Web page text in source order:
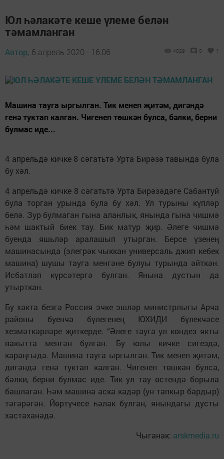
Юл һәлакәте кеше үлеме белән
тәмамланган
Автор, 6 апрель 2020 - 16:06 4029 0 1
Машина тауга ыргылган. Тик менеп җитәм, дигәндә
генә туктап калган. Чигенеп төшкән булса, бәлки, берни
булмас иде...
4 апрельдә кичке 8 сәгатьтә Урта Бирәзә тавында була
бу хәл.
4 апрельдә кичке 8 сәгатьтә Урта Бирәзәдәге Сабантуй
була торган урында була бу хәл. Ул турыны күпләр
белә. Зур булмаган гына аланлык, янында гына чишмә
һәм шактый биек тау. Бик матур җир. Әлеге чишмә
буенда яшьләр аралашып утырган. Берсе үзенең
машинасында (элегрәк чыккан универсаль джип кебек
машина) шушы тауга менгәне булуы турында әйткән.
Исбатлап күрсәтергә булган. Янына дустын да
утырткан.
Бу хакта безгә Россия эчке эшләр министрлыгы Арча
районы буенча бүлегенең ЮХИДИ бүлекчәсе
хезмәткәрләре җиткерде. “Әлеге тауга ул көндез якты
вакытта менгән булган. Бу юлы кичке сигездә,
караңгыда. Машина тауга ыргылган. Тик менеп җитәм,
дигәндә генә туктап калган. Чигенеп төшкән булса,
бәлки, берни булмас иде. Тик ул тау өстендә борыла
башлаган. Һәм машина аска кадәр (ун тапкыр бардыр)
тәгәрәгән. Йөртүчесе һәлак булган, янындагы дусты
хастаханәдә.
Чыганак: arskmedia.ru